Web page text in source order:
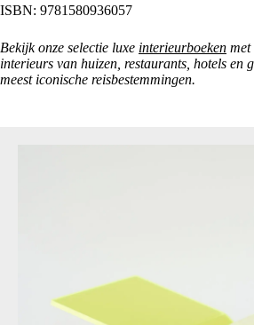
ISBN: 9781580936057
Bekijk onze selectie luxe interieurboeken met
interieurs van huizen, restaurants, hotels en
meest iconische reisbestemmingen.